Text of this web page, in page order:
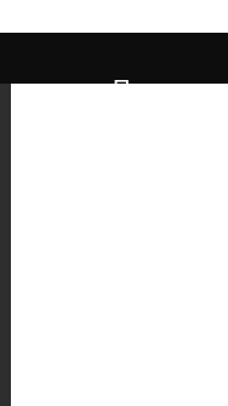
Подписка